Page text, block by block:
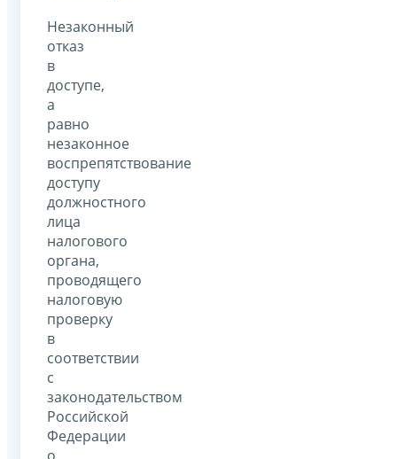
Незаконный
отказ
в
доступе,
а
равно
незаконное
воспрепятствование
доступу
должностного
лица
налогового
органа,
проводящего
налоговую
проверку
в
соответствии
с
законодательством
Российской
Федерации